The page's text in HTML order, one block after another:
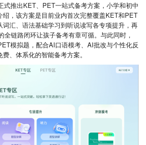
式推出KET、PET一站式备考方案，小学和初中
绍，该方案是目前业内首次完整覆盖KET和PET
汇、语法基础学习到听说读写各专项提升，再
全链路闭环让孩子备考有章可循。与此同时，
模拟题，配合AI口语模考、AI批改与个性化反
、体系化的智能备考方案。